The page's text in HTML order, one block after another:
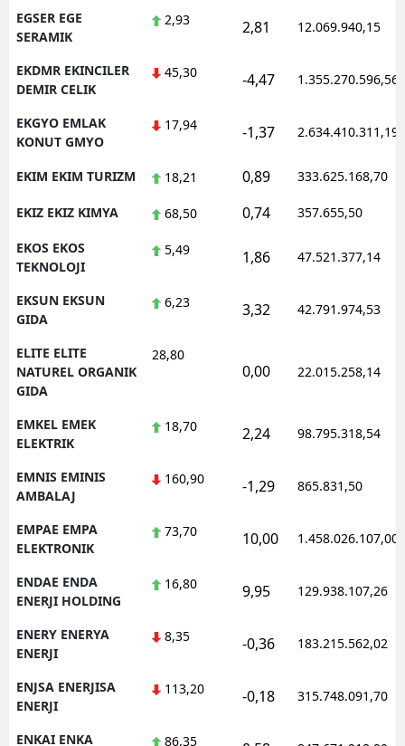
EGSER EGE
SERAMIK
2,93 2,81 12.069.940,15
EKDMR EKINCILER
DEMIR CELIK
45,30 -4,47 1.355.270.596,56
EKGYO EMLAK
KONUT GMYO
17,94 -1,37 2.634.410.311,19
EKIM EKIM TURIZM 18,21 0,89 333.625.168,70
EKIZ EKIZ KIMYA 68,50 0,74 357.655,50
EKOS EKOS
TEKNOLOJI
5,49 1,86 47.521.377,14
EKSUN EKSUN
GIDA
6,23 3,32 42.791.974,53
ELITE ELITE
NATUREL ORGANIK
GIDA
28,80
0,00 22.015.258,14
EMKEL EMEK
ELEKTRIK
18,70 2,24 98.795.318,54
EMNIS EMINIS
AMBALAJ
160,90 -1,29 865.831,50
EMPAE EMPA
ELEKTRONIK
73,70 10,00 1.458.026.107,00
ENDAE ENDA
ENERJI HOLDING
16,80 9,95 129.938.107,26
ENERY ENERYA
ENERJI
8,35 -0,36 183.215.562,02
ENJSA ENERJISA
ENERJI
113,20 -0,18 315.748.091,70
ENKAI ENKA
86,35